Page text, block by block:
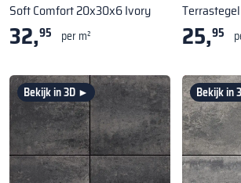
Soft Comfort 20x30x6 Ivory
32,95 per m² 25,95
Bekijk in 3D ► Bekijk in